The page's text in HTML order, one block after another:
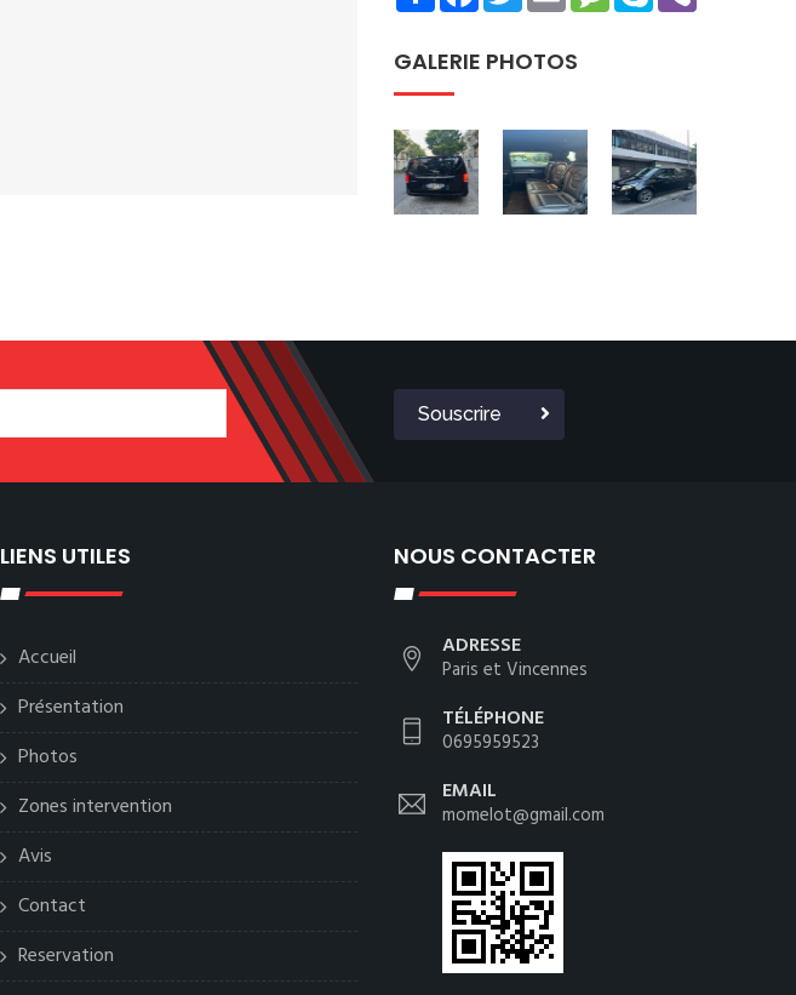
GALERIE PHOTOS
Souscrire
LIENS UTILES
Accueil
Présentation
Photos
Zones intervention
Avis
Contact
Reservation
NOUS CONTACTER
ADRESSE
Paris et Vincennes
TÉLÉPHONE
0695959523
EMAIL
momelot@gmail.com